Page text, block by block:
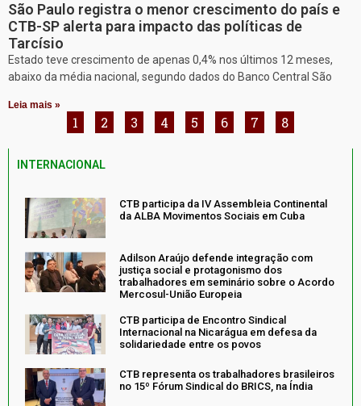
São Paulo registra o menor crescimento do país e
CTB-SP alerta para impacto das políticas de
Tarcísio
Estado teve crescimento de apenas 0,4% nos últimos 12 meses,
abaixo da média nacional, segundo dados do Banco Central São
Leia mais »
1 2 3 4 5 6 7 8
INTERNACIONAL
CTB participa da IV Assembleia Continental
da ALBA Movimentos Sociais em Cuba
Adilson Araújo defende integração com
justiça social e protagonismo dos
trabalhadores em seminário sobre o Acordo
Mercosul-União Europeia
CTB participa de Encontro Sindical
Internacional na Nicarágua em defesa da
solidariedade entre os povos
CTB representa os trabalhadores brasileiros
no 15º Fórum Sindical do BRICS, na Índia